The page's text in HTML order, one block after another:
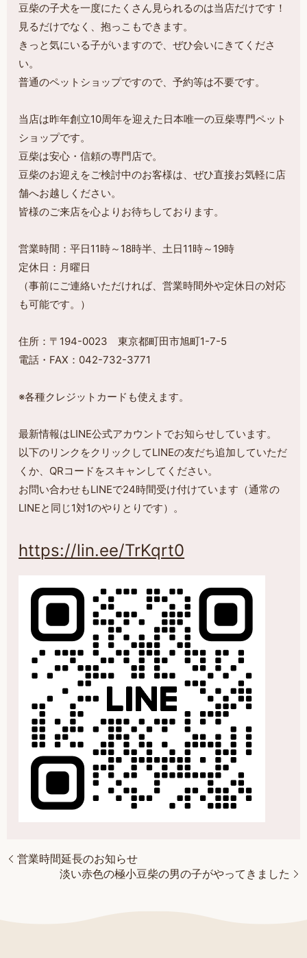
豆柴の子犬を一度にたくさん見られるのは当店だけです！
見るだけでなく、抱っこもできます。
きっと気にいる子がいますので、ぜひ会いにきてくださ
い。
普通のペットショップですので、予約等は不要です。
当店は昨年創立10周年を迎えた日本唯一の豆柴専門ペット
ショップです。
豆柴は安心・信頼の専門店で。
豆柴のお迎えをご検討中のお客様は、ぜひ直接お気軽に店
舗へお越しください。
皆様のご来店を心よりお待ちしております。
営業時間：平日11時～18時半、土日11時～19時
定休日：月曜日
（事前にご連絡いただければ、営業時間外や定休日の対応
も可能です。）
住所：〒194-0023 東京都町田市旭町1-7-5
電話・FAX：042-732-3771
※各種クレジットカードも使えます。
最新情報はLINE公式アカウントでお知らせしています。
以下のリンクをクリックしてLINEの友だち追加していただ
くか、QRコードをスキャンしてください。
お問い合わせもLINEで24時間受け付けています（通常の
LINEと同じ1対1のやりとりです）。
https://lin.ee/TrKqrt0
営業時間延長のお知らせ
淡い赤色の極小豆柴の男の子がやってきました